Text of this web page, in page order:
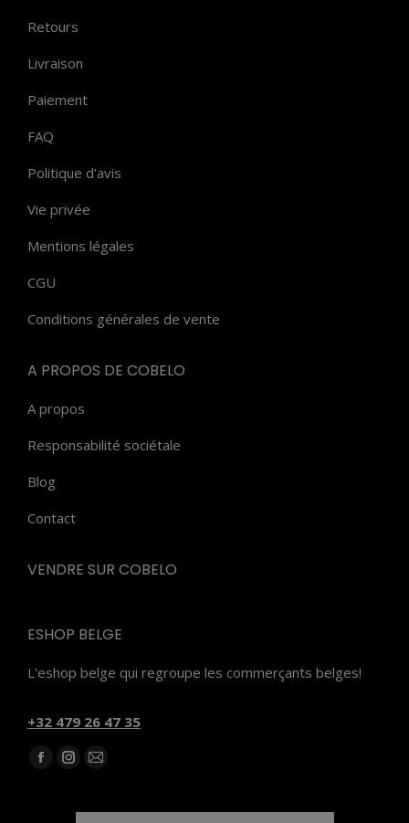
Retours
Livraison
Paiement
FAQ
Politique d’avis
Vie privée
Mentions légales
CGU
Conditions générales de vente
A PROPOS DE COBELO
A propos
Responsabilité sociétale
Blog
Contact
VENDRE SUR COBELO
ESHOP BELGE
L'eshop belge qui regroupe les commerçants belges!
‭+32 479 26 47 35‬
Trouvez nous sur :
Facebook
opens
Instagram
opens
E-
page